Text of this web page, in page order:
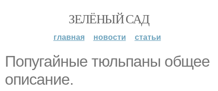
ЗЕЛЁНЫЙ САД
главная новости статьи
Попугайные тюльпаны общее
описание.